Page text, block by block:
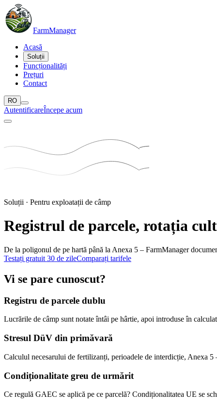
FarmManager
Acasă
Soluții
Funcționalități
Prețuri
Contact
RO
AutentificareÎncepe acum
Soluții · Pentru exploatații de câmp
Registrul de parcele, rotația
De la poligonul de pe hartă până la Anexa 5 – FarmManager
Testați gratuit 30 de zileComparați tarifele
Vi se pare cunoscut?
Registru de parcele dublu
Lucrările de câmp sunt notate întâi pe hârtie, apoi introduse în
Stresul DüV din primăvară
Calculul necesarului de fertilizanți, perioadele de interdicție, Anexa 5
Condiționalitate greu de urmărit
Ce regulă GAEC se aplică pe ce parcelă? Condiționalitatea UE se